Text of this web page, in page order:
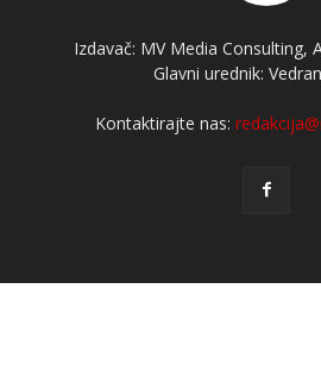
Izdavač: MV Media Consulting,
Glavni urednik:
Kontaktirajte nas: